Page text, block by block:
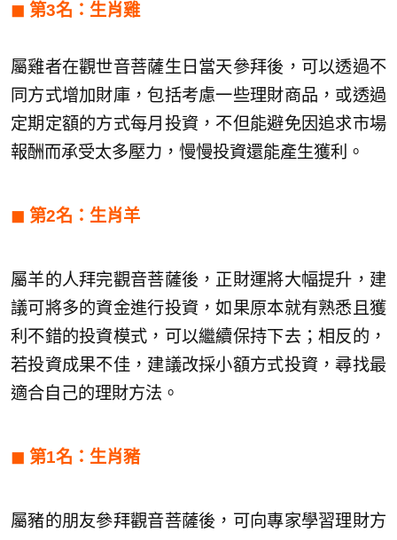
◼︎ 第3名：生肖雞
屬雞者在觀世音菩薩生日當天參拜後，可以透過不
同方式增加財庫，包括考慮一些理財商品，或透過
定期定額的方式每月投資，不但能避免因追求市場
報酬而承受太多壓力，慢慢投資還能產生獲利。
◼︎ 第2名：生肖羊
屬羊的人拜完觀音菩薩後，正財運將大幅提升，建
議可將多的資金進行投資，如果原本就有熟悉且獲
利不錯的投資模式，可以繼續保持下去；相反的，
若投資成果不佳，建議改採小額方式投資，尋找最
適合自己的理財方法。
◼︎ 第1名：生肖豬
屬豬的朋友參拜觀音菩薩後，可向專家學習理財方